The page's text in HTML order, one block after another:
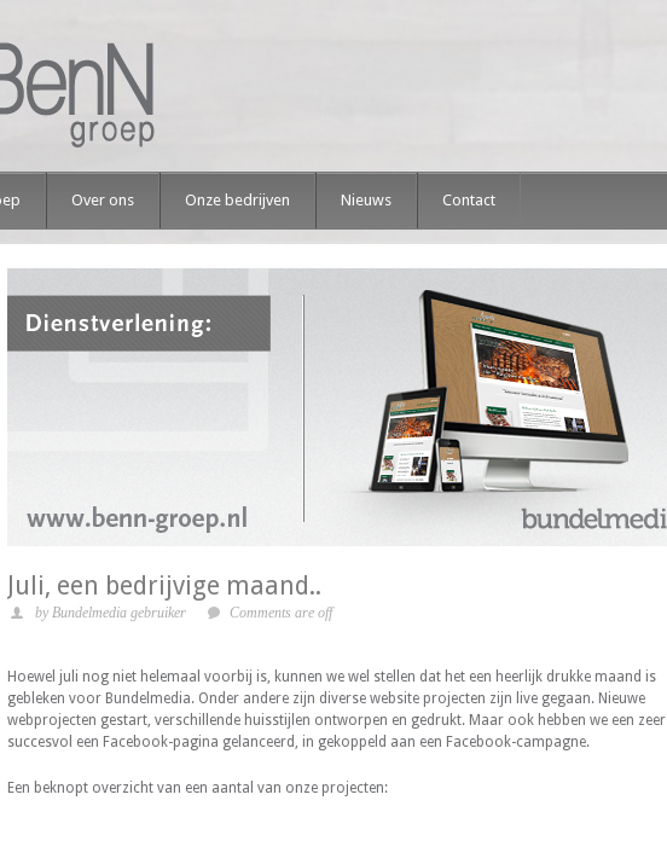
Over ons Onze bedrijven Nieuws Contact
Juli, een bedrijvige maand..
by Bundelmedia gebruiker Comments are off
Hoewel juli nog niet helemaal voorbij is, kunnen we wel stellen dat het een heerlijk drukke maand is
gebleken voor Bundelmedia. Onder andere zijn diverse website projecten zijn live gegaan. Nieuwe
webprojecten gestart, verschillende huisstijlen ontworpen en gedrukt. Maar ook hebben we een zeer
succesvol een Facebook-pagina gelanceerd, in gekoppeld aan een Facebook-campagne.
Een beknopt overzicht van een aantal van onze projecten: